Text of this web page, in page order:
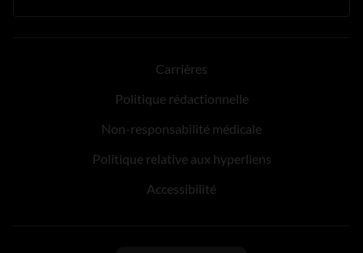
Carrières
Politique rédactionnelle
Non-responsabilité médicale
Politique relative aux hyperliens
Accessibilité